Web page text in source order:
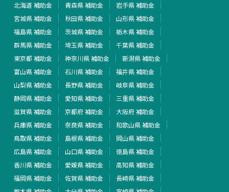
北海道 補助金 青森県 補助金
岩手県 補助金
宮城県 補助金
秋田県 補助金
山形県 補助金
福島県 補助金
茨城県 補助金
栃木県 補助金
群馬県 補助金
埼玉県 補助金
千葉県 補助金
東京都 補助金
神奈川県 補助金
新潟県 補助金
富山県 補助金
石川県 補助金
福井県 補助金
山梨県 補助金
長野県 補助金
岐阜県 補助金
静岡県 補助金
愛知県 補助金
三重県 補助金
滋賀県 補助金
京都府 補助金
大阪府 補助金
兵庫県 補助金
奈良県 補助金
和歌山県 補助金
鳥取県 補助金
島根県 補助金
岡山県 補助金
広島県 補助金
山口県 補助金
徳島県 補助金
香川県 補助金
愛媛県 補助金
高知県 補助金
福岡県 補助金
佐賀県 補助金
長崎県 補助金